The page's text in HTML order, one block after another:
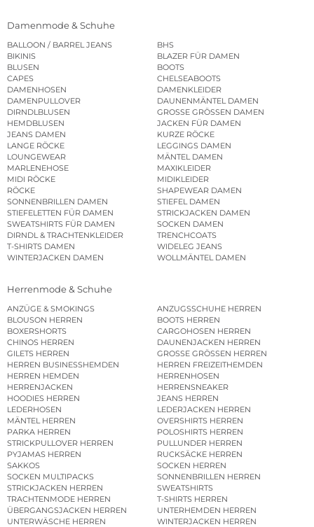
Damenmode & Schuhe
BALLOON / BARREL JEANS
BHS
BIKINIS
BLAZER FÜR DAMEN
BLUSEN
BOOTS
CAPES
CHELSEABOOTS
DAMENHOSEN
DAMENKLEIDER
DAMENPULLOVER
DAUNENMÄNTEL DAMEN
DIRNDLBLUSEN
GROSSE GRÖSSEN DAMEN
HEMDBLUSEN
JACKEN FÜR DAMEN
JEANS DAMEN
KURZE RÖCKE
LANGE RÖCKE
LEGGINGS DAMEN
LOUNGEWEAR
MÄNTEL DAMEN
MARLENEHOSE
MAXIKLEIDER
MIDI RÖCKE
MIDIKLEIDER
RÖCKE
SHAPEWEAR DAMEN
SONNENBRILLEN DAMEN
STIEFEL DAMEN
STIEFELETTEN FÜR DAMEN
STRICKJACKEN DAMEN
SWEATSHIRTS FÜR DAMEN
SOCKEN DAMEN
DIRNDL & TRACHTENKLEIDER
TRENCHCOATS
T-SHIRTS DAMEN
WIDELEG JEANS
WINTERJACKEN DAMEN
WOLLMÄNTEL DAMEN
Herrenmode & Schuhe
ANZÜGE & SMOKINGS
ANZUGSSCHUHE HERREN
BLOUSON HERREN
BOOTS HERREN
BOXERSHORTS
CARGOHOSEN HERREN
CHINOS HERREN
DAUNENJACKEN HERREN
GILETS HERREN
GROSSE GRÖSSEN HERREN
HERREN BUSINESSHEMDEN
HERREN FREIZEITHEMDEN
HERREN HEMDEN
HERRENHOSEN
HERRENJACKEN
HERRENSNEAKER
HOODIES HERREN
JEANS HERREN
LEDERHOSEN
LEDERJACKEN HERREN
MÄNTEL HERREN
OVERSHIRTS HERREN
PARKA HERREN
POLOSHIRTS HERREN
STRICKPULLOVER HERREN
PULLUNDER HERREN
PYJAMAS HERREN
RUCKSÄCKE HERREN
SAKKOS
SOCKEN HERREN
SOCKEN MULTIPACKS
SONNENBRILLEN HERREN
STRICKJACKEN HERREN
SWEATSHIRTS
TRACHTENMODE HERREN
T-SHIRTS HERREN
ÜBERGANGSJACKEN HERREN
UNTERHEMDEN HERREN
UNTERWÄSCHE HERREN
WINTERJACKEN HERREN